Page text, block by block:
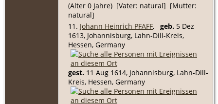
(Alter 0 Jahre) [Vater: natural] [Mutter:
natural]
11. Johann Heinrich PFAFF, geb. 5 Dez
1613, Johannisburg, Lahn-Dill-Kreis,
Hessen, Germany
gest. 11 Aug 1614, Johannisburg, Lahn-Dill-
Kreis, Hessen, Germany